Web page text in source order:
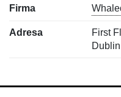
Firma
Adresa
First